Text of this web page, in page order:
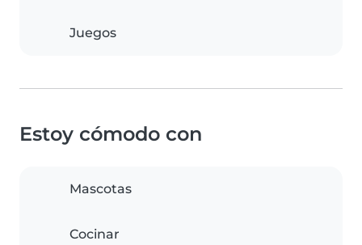
Juegos
Estoy cómodo con
Mascotas
Cocinar